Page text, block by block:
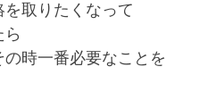
取りたくなって
ら
時一番必要なことを